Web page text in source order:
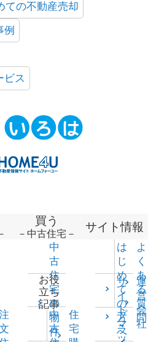
ての不動産売却
例
ビス
買う
－中古住宅－
中
古
住
宅
の
物
件
お役
立ち
記事
中
古
住
宅
サイト情報
は
じ
め
て
の
方
へ
よ
く
あ
る
質
問
サ
イ
ト
マ
ッ
運
営
会
社
プ
ラ